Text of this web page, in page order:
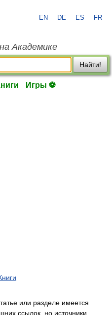
EN DE ES FR
Академике
Найти!
Игры ⚽
или разделе имеется
ссылок, но источники